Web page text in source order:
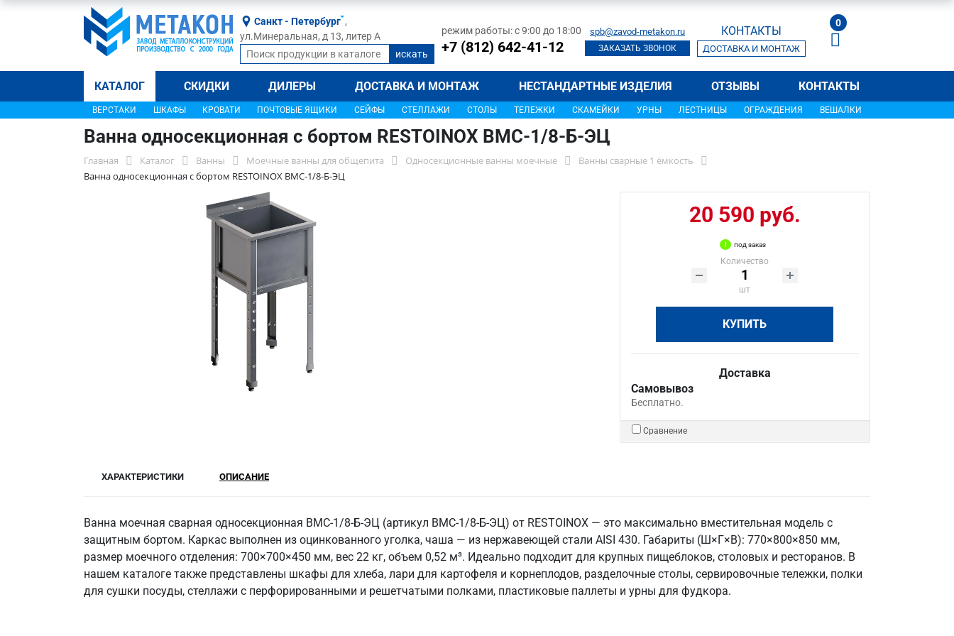
Санкт - Петербург ,
ул.Минеральная, д 13, литер А
режим работы: с 9:00 до 18:00
+7 (812) 642-41-12
spb@zavod-metakon.ru
ЗАКАЗАТЬ ЗВОНОК
КОНТАКТЫ
ДОСТАВКА И МОНТАЖ
0
КАТАЛОГ СКИДКИ ДИЛЕРЫ ДОСТАВКА И МОНТАЖ НЕСТАНДАРТНЫЕ ИЗДЕЛИЯ ОТЗЫВЫ КОНТАКТЫ
ВЕРСТАКИ ШКАФЫ КРОВАТИ ПОЧТОВЫЕ ЯЩИКИ СЕЙФЫ СТЕЛЛАЖИ СТОЛЫ ТЕЛЕЖКИ СКАМЕЙКИ УРНЫ ЛЕСТНИЦЫ ОГРАЖДЕНИЯ ВЕШАЛКИ
Ванна односекционная с бортом RESTOINOX ВМС-1/8-Б-ЭЦ
Главная Каталог Ванны Моечные ванны для общепита Односекционные ванны моечные
Ванны сварные 1 ёмкость
Ванна односекционная с бортом RESTOINOX ВМС-1/8-Б-ЭЦ
20 590 руб.
под заказ
Количество
шт
КУПИТЬ
Доставка
Самовывоз
Бесплатно.
Сравнение
ХАРАКТЕРИСТИКИ ОПИСАНИЕ
Ванна моечная сварная односекционная ВМС-1/8-Б-ЭЦ (артикул ВМС-1/8-Б-ЭЦ) от RESTOINOX — это максимально вместительная модель с
защитным бортом. Каркас выполнен из оцинкованного уголка, чаша — из нержавеющей стали AISI 430. Габариты (Ш×Г×В): 770×800×850 мм,
размер моечного отделения: 700×700×450 мм, вес 22 кг, объем 0,52 м³. Идеально подходит для крупных пищеблоков, столовых и ресторанов. В
нашем каталоге также представлены шкафы для хлеба, лари для картофеля и корнеплодов, разделочные столы, сервировочные тележки, полки
для сушки посуды, стеллажи с перфорированными и решетчатыми полками, пластиковые паллеты и урны для фудкора.